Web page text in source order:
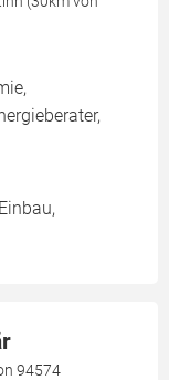
94574